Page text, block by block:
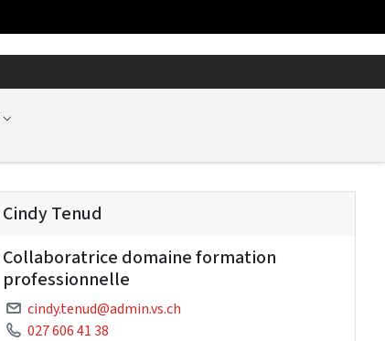
⌵
Cindy Tenud
Collaboratrice domaine formation
professionnelle
cindy.tenud@admin.vs.ch
027 606 41 38